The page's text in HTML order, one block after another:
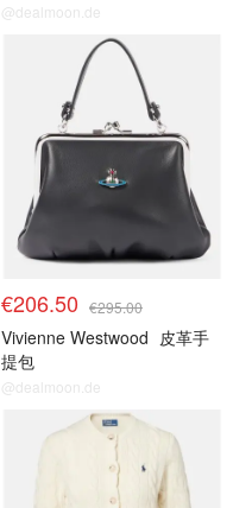
@dealmoon.de
€206.50 €295.00
Vivienne Westwood 皮革手
提包
@dealmoon.de